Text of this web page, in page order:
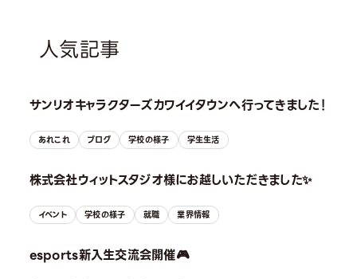
人気記事
サンリオキャラクターズカワイイタウンへ行ってきました！
あれこれ ブログ 学校の様子 学生生活
株式会社ウィットスタジオ様にお越しいただきました✨
イベント 学校の様子 就職 業界情報
esports新入生交流会開催🎮